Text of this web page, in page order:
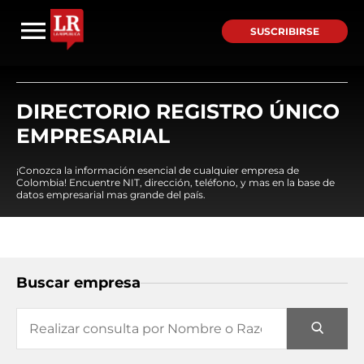
SUSCRIBIRSE
DIRECTORIO REGISTRO ÚNICO
EMPRESARIAL
¡Conozca la información esencial de cualquier empresa de
Colombia! Encuentre NIT, dirección, teléfono, y mas en la base de
datos empresarial mas grande del país.
Buscar empresa